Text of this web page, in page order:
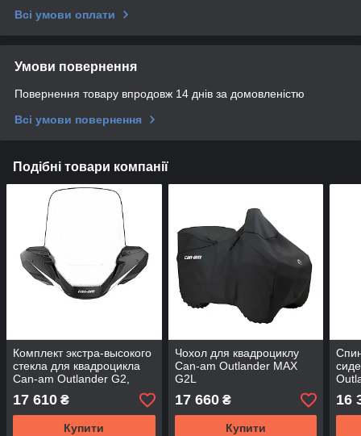
Всі умови оплати
Умови повернення
Повернення товару впродовж 14 днів за домовленістю
Всі умови повернення
Подібні товари компанії
Комплект экстра-высокого
стекла для квадроцикла
Can-am Outlander G2,
G2L, G2S (кроме XMR)
17 610 ₴
Купити
Чохол для квадроциклу
Can-am Outlander MAX
G2L
17 660₴
Купити
16